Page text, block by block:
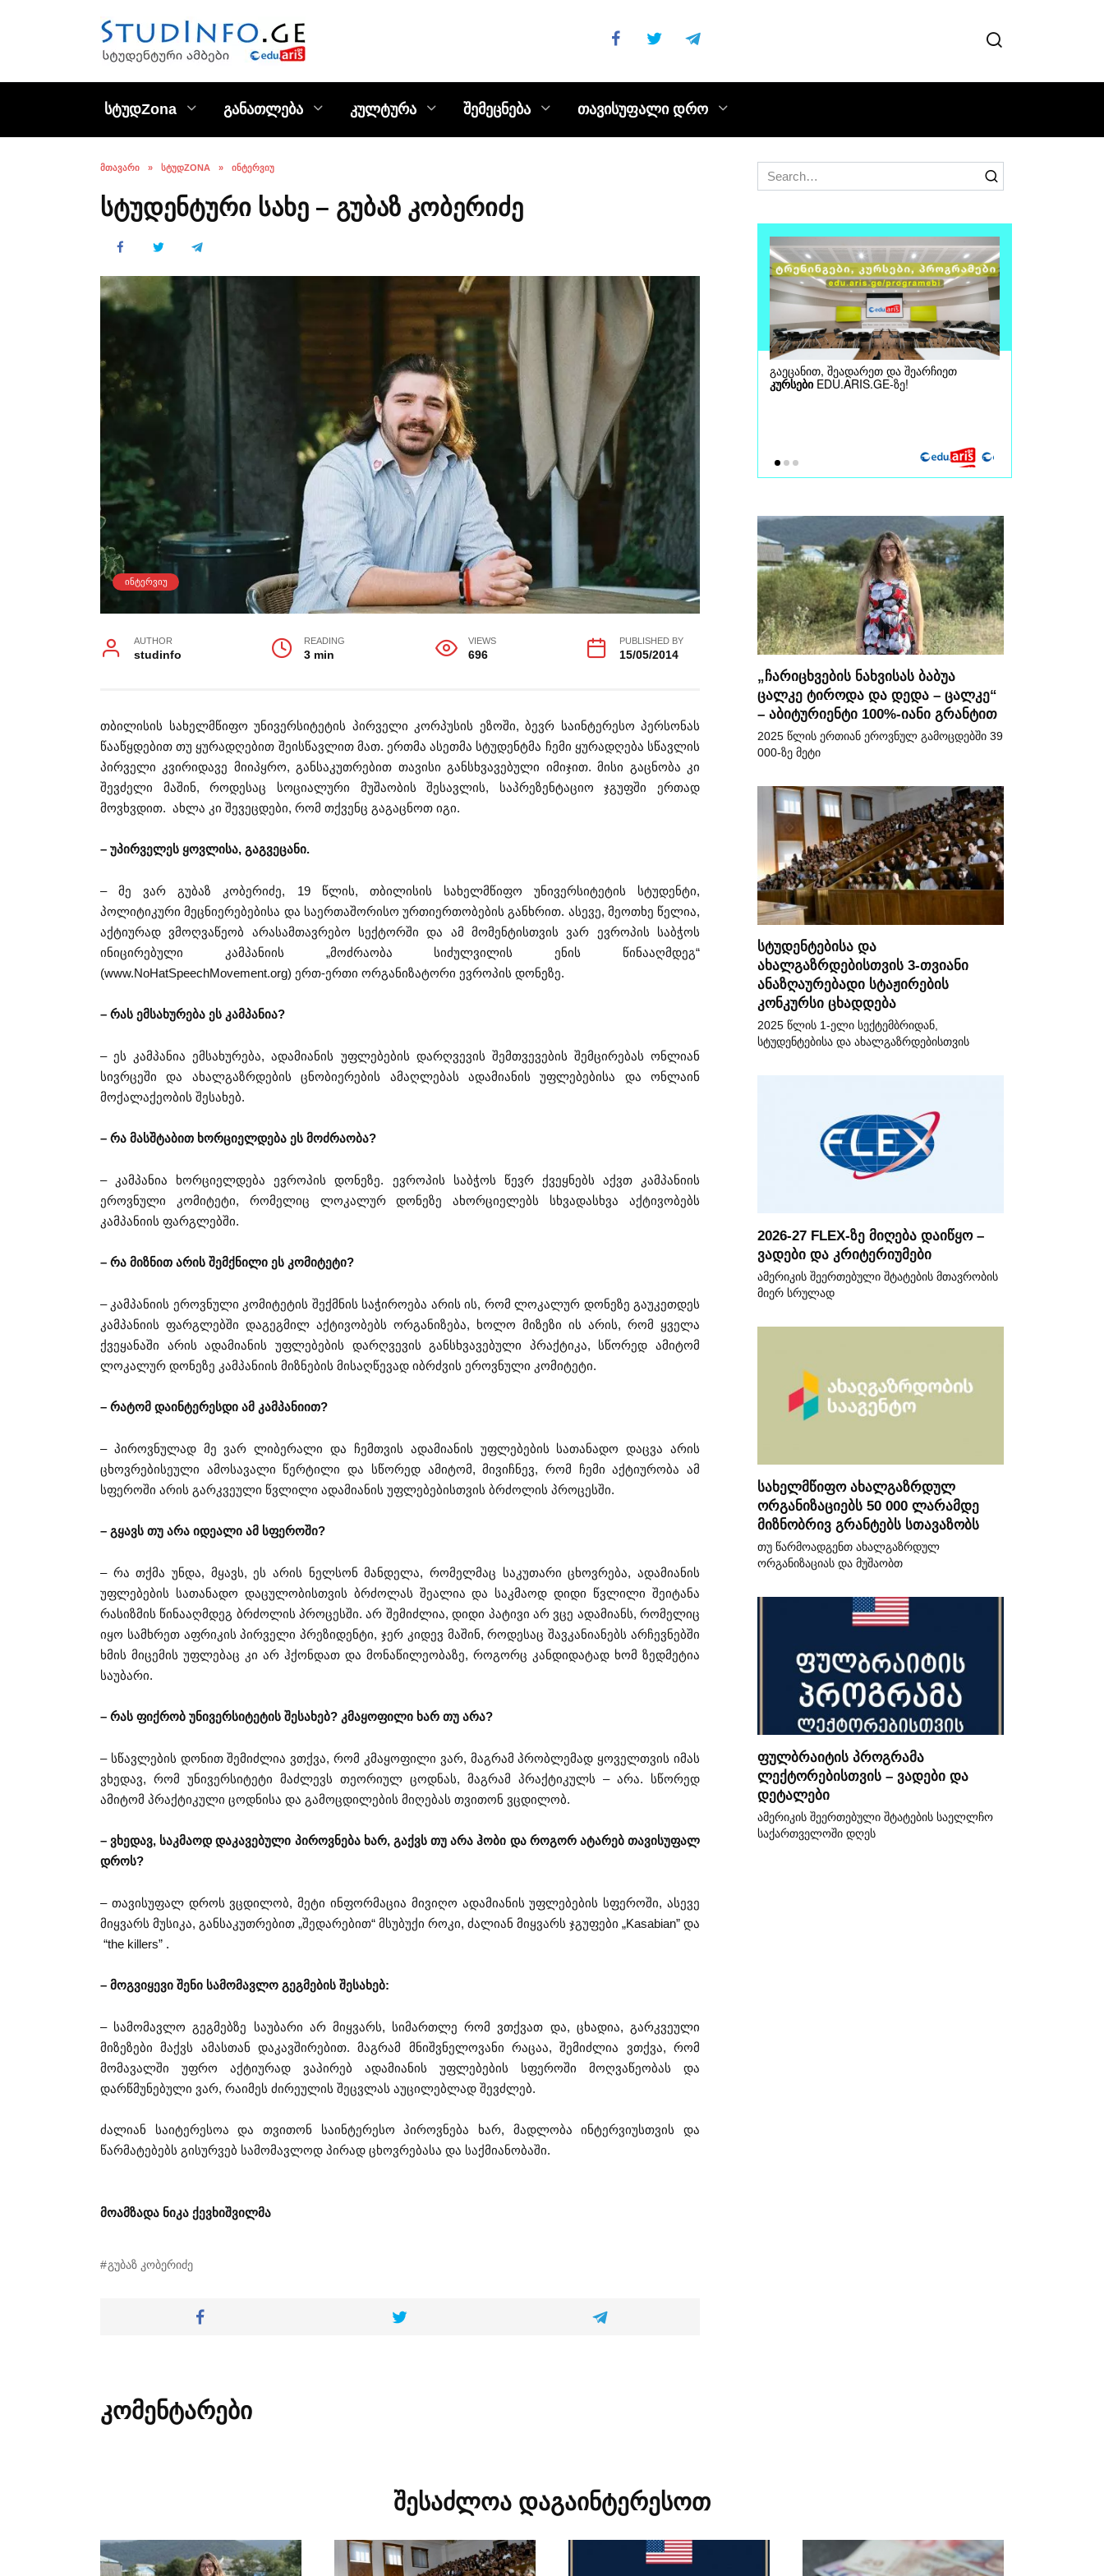
სტუდZona განათლება კულტურა შემეცნება თავისუფალი დრო
ᲛᲗᲐᲕᲐᲠᲘ » ᲡᲢᲣᲓZONA » ᲘᲜᲢᲔᲠᲕᲘᲣ
სტუდენტური სახე – გუბაზ კობერიძე
ᲘᲜᲢᲔᲠᲕᲘᲣ
AUTHOR
studinfo
READING
3 min
VIEWS
696
PUBLISHED BY
15/05/2014
თბილისის სახელმწიფო უნივერსიტეტის პირველი კორპუსის ეზოში, ბევრ საინტერესო პერსონას
წააწყდებით თუ ყურადღებით შეისწავლით მათ. ერთმა ასეთმა სტუდენტმა ჩემი ყურადღება სწავლის
პირველი კვირიდავე მიიპყრო, განსაკუთრებით თავისი განსხვავებული იმიჯით. მისი გაცნობა კი
შევძელი მაშინ, როდესაც სოციალური მუშაობის შესავლის, საპრეზენტაციო ჯგუფში ერთად
მოვხვდით. ახლა კი შევეცდები, რომ თქვენც გაგაცნოთ იგი.
– უპირველეს ყოვლისა, გაგვეცანი.
– მე ვარ გუბაზ კობერიძე, 19 წლის, თბილისის სახელმწიფო უნივერსიტეტის სტუდენტი,
პოლიტიკური მეცნიერებებისა და საერთაშორისო ურთიერთობების განხრით. ასევე, მეოთხე წელია,
აქტიურად ვმოღვაწეობ არასამთავრებო სექტორში და ამ მომენტისთვის ვარ ევროპის საბჭოს
ინიცირებული კამპანიის „მოძრაობა სიძულვილის ენის წინააღმდეგ“
(www.NoHatSpeechMovement.org) ერთ-ერთი ორგანიზატორი ევროპის დონეზე.
– რას ემსახურება ეს კამპანია?
– ეს კამპანია ემსახურება, ადამიანის უფლებების დარღვევის შემთვევების შემცირებას ონლიან
სივრცეში და ახალგაზრდების ცნობიერების ამაღლებას ადამიანის უფლებებისა და ონლაინ
მოქალაქეობის შესახებ.
– რა მასშტაბით ხორციელდება ეს მოძრაობა?
– კამპანია ხორციელდება ევროპის დონეზე. ევროპის საბჭოს წევრ ქვეყნებს აქვთ კამპანიის
ეროვნული კომიტეტი, რომელიც ლოკალურ დონეზე ახორციელებს სხვადასხვა აქტივობებს
კამპანიის ფარგლებში.
– რა მიზნით არის შემქნილი ეს კომიტეტი?
– კამპანიის ეროვნული კომიტეტის შექმნის საჭიროება არის ის, რომ ლოკალურ დონეზე გაუკეთდეს
კამპანიის ფარგლებში დაგეგმილ აქტივობებს ორგანიზება, ხოლო მიზეზი ის არის, რომ ყველა
ქვეყანაში არის ადამიანის უფლებების დარღვევის განსხვავებული პრაქტიკა, სწორედ ამიტომ
ლოკალურ დონეზე კამპანიის მიზნების მისაღწევად იბრძვის ეროვნული კომიტეტი.
– რატომ დაინტერესდი ამ კამპანიით?
– პიროვნულად მე ვარ ლიბერალი და ჩემთვის ადამიანის უფლებების სათანადო დაცვა არის
ცხოვრებისეული ამოსავალი წერტილი და სწორედ ამიტომ, მივიჩნევ, რომ ჩემი აქტიურობა ამ
სფეროში არის გარკვეული წვლილი ადამიანის უფლებებისთვის ბრძოლის პროცესში.
– გყავს თუ არა იდეალი ამ სფეროში?
– რა თქმა უნდა, მყავს, ეს არის ნელსონ მანდელა, რომელმაც საკუთარი ცხოვრება, ადამიანის
უფლებების სათანადო დაცულობისთვის ბრძოლას შეალია და საკმაოდ დიდი წვლილი შეიტანა
რასიზმის წინააღმდეგ ბრძოლის პროცესში. არ შემიძლია, დიდი პატივი არ ვცე ადამიანს, რომელიც
იყო სამხრეთ აფრიკის პირველი პრეზიდენტი, ჯერ კიდევ მაშინ, როდესაც შავკანიანებს არჩევნებში
ხმის მიცემის უფლებაც კი არ ჰქონდათ და მონაწილეობაზე, როგორც კანდიდატად ხომ ზედმეტია
საუბარი.
– რას ფიქრობ უნივერსიტეტის შესახებ? კმაყოფილი ხარ თუ არა?
– სწავლების დონით შემიძლია ვთქვა, რომ კმაყოფილი ვარ, მაგრამ პრობლემად ყოველთვის იმას
ვხედავ, რომ უნივერსიტეტი მაძლევს თეორიულ ცოდნას, მაგრამ პრაქტიკულს – არა. სწორედ
ამიტომ პრაქტიკული ცოდნისა და გამოცდილების მიღებას თვითონ ვცდილობ.
– ვხედავ, საკმაოდ დაკავებული პიროვნება ხარ, გაქვს თუ არა ჰობი და როგორ ატარებ თავისუფალ
დროს?
– თავისუფალ დროს ვცდილობ, მეტი ინფორმაცია მივიღო ადამიანის უფლებების სფეროში, ასევე
მიყვარს მუსიკა, განსაკუთრებით „შედარებით“ მსუბუქი როკი, ძალიან მიყვარს ჯგუფები „Kasabian” და
“the killers” .
– მოგვიყევი შენი სამომავლო გეგმების შესახებ:
– სამომავლო გეგმებზე საუბარი არ მიყვარს, სიმართლე რომ ვთქვათ და, ცხადია, გარკვეული
მიზეზები მაქვს ამასთან დაკავშირებით. მაგრამ მნიშვნელოვანი რაცაა, შემიძლია ვთქვა, რომ
მომავალში უფრო აქტიურად ვაპირებ ადამიანის უფლებების სფეროში მოღვაწეობას და
დარწმუნებული ვარ, რაიმეს ძირეულის შეცვლას აუცილებლად შევძლებ.
ძალიან საიტერესოა და თვითონ საინტერესო პიროვნება ხარ, მადლობა ინტერვიუსთვის და
წარმატებებს გისურვებ სამომავლოდ პირად ცხოვრებასა და საქმიანობაში.
მოამზადა ნიკა ქევხიშვილმა
გუბაზ კობერიძე
კომენტარები
Search
for:
„ჩარიცხვების ნახვისას ბაბუა
ცალკე ტიროდა და დედა – ცალკე“
– აბიტურიენტი 100%-იანი გრანტით
2025 წლის ერთიან ეროვნულ გამოცდებში 39
000-ზე მეტი
სტუდენტებისა და
ახალგაზრდებისთვის 3-თვიანი
ანაზღაურებადი სტაჟირების
კონკურსი ცხადდება
2025 წლის 1-ელი სექტემბრიდან,
სტუდენტებისა და ახალგაზრდებისთვის
2026-27 FLEX-ზე მიღება დაიწყო –
ვადები და კრიტერიუმები
ამერიკის შეერთებული შტატების მთავრობის
მიერ სრულად
სახელმწიფო ახალგაზრდულ
ორგანიზაციებს 50 000 ლარამდე
მიზნობრივ გრანტებს სთავაზობს
თუ წარმოადგენთ ახალგაზრდულ
ორგანიზაციას და მუშაობთ
ფულბრაიტის პროგრამა
ლექტორებისთვის – ვადები და
დეტალები
ამერიკის შეერთებული შტატების საელლჩო
საქართველოში დღეს
შესაძლოა დაგაინტერესოთ